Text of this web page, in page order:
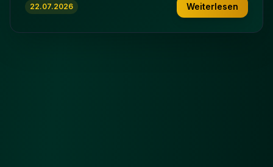
22.07.2026 Weiterlesen